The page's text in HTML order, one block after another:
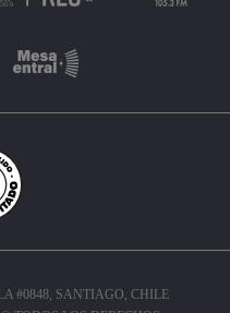
#0848, SANTIAGO, CHILE